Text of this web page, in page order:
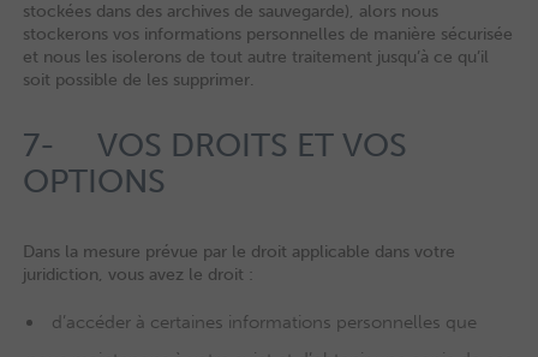
stockées dans des archives de sauvegarde), alors nous
stockerons vos informations personnelles de manière sécurisée
et nous les isolerons de tout autre traitement jusqu’à ce qu’il
soit possible de les supprimer.
7- VOS DROITS ET VOS
OPTIONS
Dans la mesure prévue par le droit applicable dans votre
juridiction, vous avez le droit :
d’accéder à certaines informations personnelles que